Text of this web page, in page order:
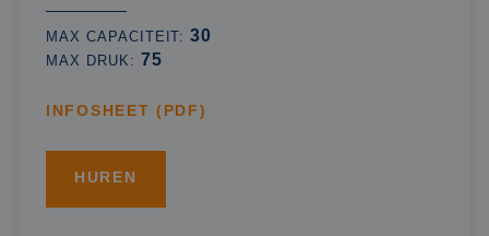
MAX CAPACITEIT:30
MAX DRUK: 75
INFOSHEET (PDF)
HUREN